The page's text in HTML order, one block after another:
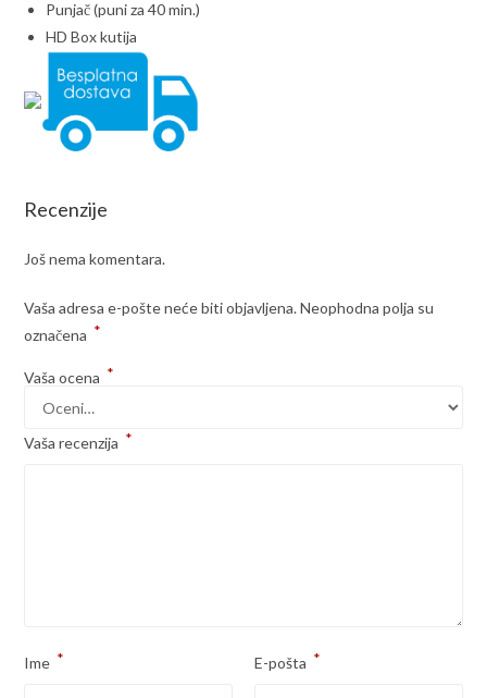
Punjač (puni za 40 min.)
HD Box kutija
Recenzije
Još nema komentara.
Vaša adresa e-pošte neće biti objavljena. Neophodna polja su
označena *
Vaša ocena *
Vaša recenzija *
Ime * E-pošta *